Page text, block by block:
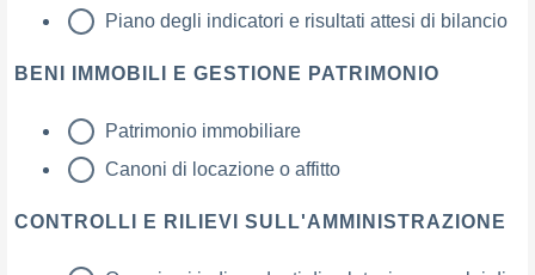
Piano degli indicatori e risultati attesi di bilancio
BENI IMMOBILI E GESTIONE PATRIMONIO
Patrimonio immobiliare
Canoni di locazione o affitto
CONTROLLI E RILIEVI SULL'AMMINISTRAZIONE